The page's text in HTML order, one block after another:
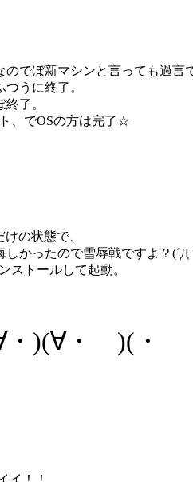
でぼ新マシンと言っても過言
うに終了。
了。
、でOSの方は完了☆
の状態で、
かったので雪辱戦ですよ？(´Д
ストールして起動。
)(∀・ )(・ )